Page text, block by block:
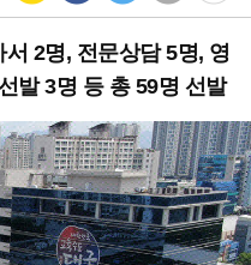
2명, 전문상담 5명, 영
발 3명 등 총 59명 선발